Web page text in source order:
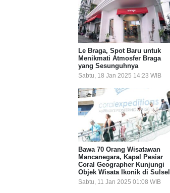
Le Braga, Spot Baru untuk
Menikmati Atmosfer Braga
yang Sesunguhnya
Sabtu, 18 Jan 2025 14:23 WIB
Bawa 70 Orang Wisatawan
Mancanegara, Kapal Pesiar
Coral Geographer Kunjungi
Objek Wisata Ikonik di Sulsel
Sabtu, 11 Jan 2025 01:08 WIB